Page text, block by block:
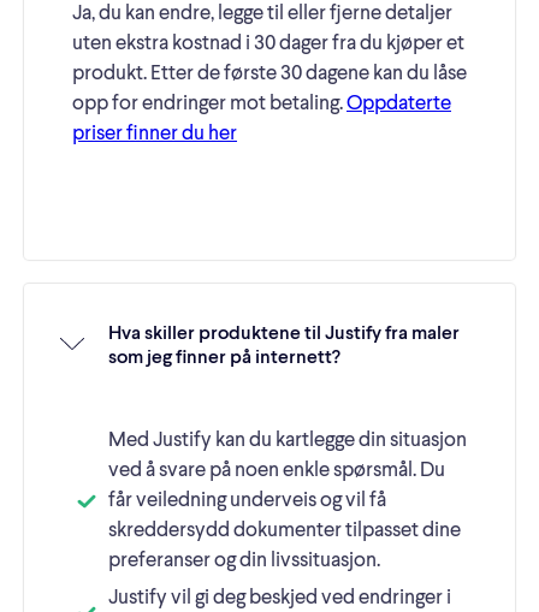
Ja, du kan endre, legge til eller fjerne detaljer
uten ekstra kostnad i 30 dager fra du kjøper et
produkt. Etter de første 30 dagene kan du låse
opp for endringer mot betaling.Oppdaterte
priser finner du her
Hva skiller produktene til Justify fra maler
som jeg finner på internett?
Med Justify kan du kartlegge din situasjon
ved å svare på noen enkle spørsmål. Du
får veiledning underveis og vil få
skreddersydd dokumenter tilpasset dine
preferanser og din livssituasjon.
Justify vil gi deg beskjed ved endringer i